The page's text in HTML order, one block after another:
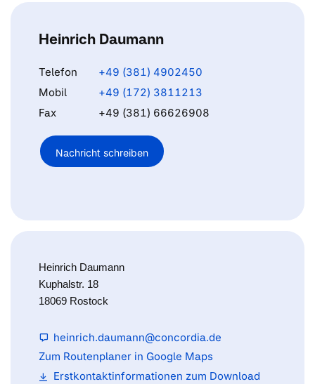
Heinrich Daumann
Telefon
+49 (381) 4902450
Mobil
+49 (172) 3811213
Fax
+49 (381) 66626908
Nachricht schreiben
Heinrich Daumann
Kuphalstr. 18
18069 Rostock
heinrich.daumann@concordia.de
Zum Routenplaner in Google Maps
Erstkontaktinformationen zum Download